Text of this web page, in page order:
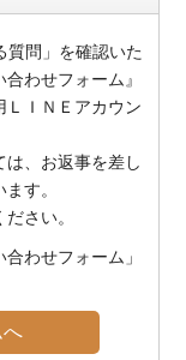
質問」を確認いた
わせフォーム』
ＬＩＮＥアカウン
、お返事を差し
す。
さい。
わせフォーム」
へ